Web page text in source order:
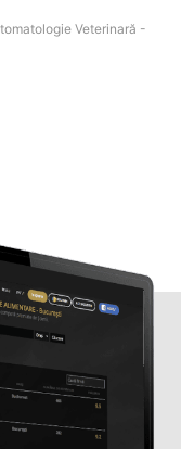
Veterinară -